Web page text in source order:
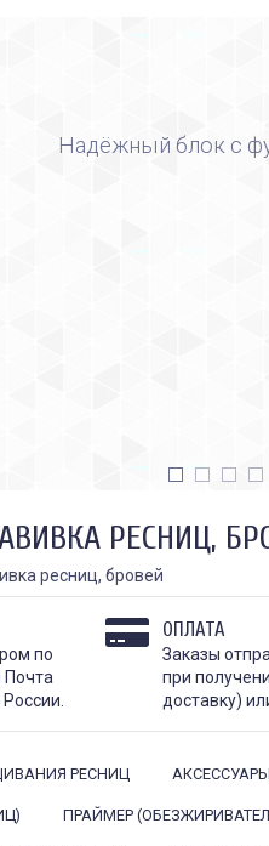
Надёжный блок с
РЕСНИЦ,
ресниц, бровей
по
Почта
ОПЛАТА
Заказы
при
доставку)
РЕСНИЦ
ПРАЙМЕР